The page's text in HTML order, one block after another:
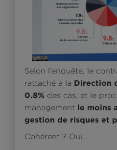
Selon l’enquête, le
rattaché à la Direction
0.8% des cas, et le
management le moins
gestion de risques et
Cohérent ? Oui.